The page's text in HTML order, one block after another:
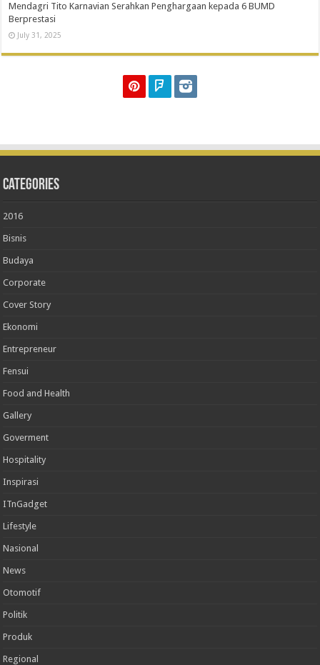
Mendagri Tito Karnavian Serahkan Penghargaan kepada 6 BUMD
Berprestasi
July 31, 2025
Categories
2016
Bisnis
Budaya
Corporate
Cover Story
Ekonomi
Entrepreneur
Fensui
Food and Health
Gallery
Goverment
Hospitality
Inspirasi
ITnGadget
Lifestyle
Nasional
News
Otomotif
Politik
Produk
Regional